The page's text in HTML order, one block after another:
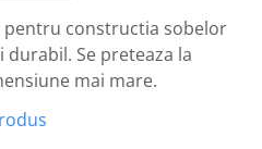
constructia sobelor
Se preteaza la
mai mare.